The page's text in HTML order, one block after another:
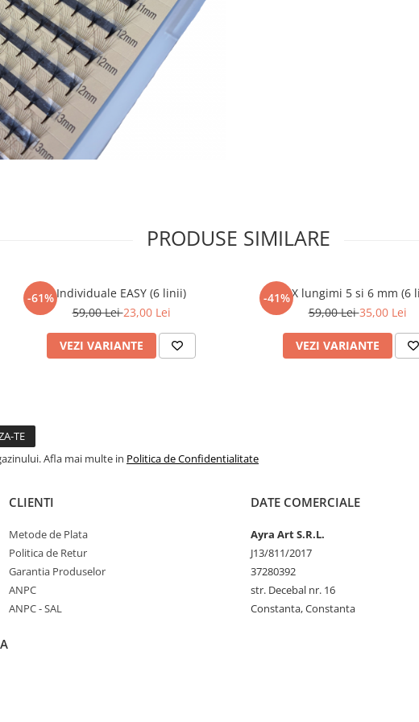
PRODUSE SIMILARE
-61%Individuale EASY (6 linii)
59,00 Lei23,00 Lei
VEZI VARIANTE
-41%MIX lungimi 5 si 6 mm (6
59,00 Lei35,00 Lei
VEZI VARIANTE
Afla mai multe in Politica de Confidentialitate
CLIENTI
Metode de Plata
Politica de Retur
Garantia Produselor
ANPC
ANPC - SAL
DATE COMERCIALE
Ayra Art S.R.L.
J13/811/2017
37280392
str. Decebal nr. 16
Constanta, Constanta